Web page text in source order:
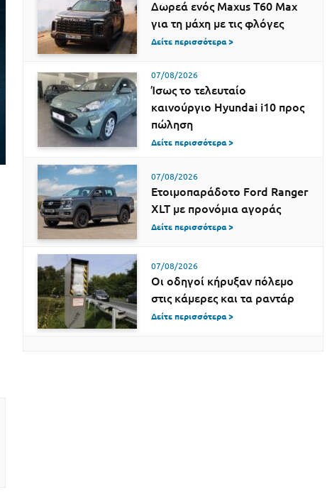
Δωρεά ενός Maxus T60 Max
για τη μάχη με τις φλόγες
Δείτε περισσότερα >
07/08/2026
Ίσως το τελευταίο
καινούργιο Hyundai i10 προς
πώληση
Δείτε περισσότερα >
07/08/2026
Ετοιμοπαράδοτο Ford Ranger
XLT με προνόμια αγοράς
Δείτε περισσότερα >
07/08/2026
Οι οδηγοί κήρυξαν πόλεμο
στις κάμερες και τα ραντάρ
Δείτε περισσότερα >